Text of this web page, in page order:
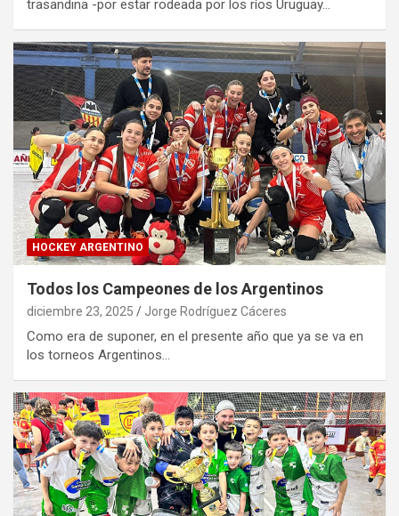
trasandina -por estar rodeada por los ríos Uruguay…
HOCKEY ARGENTINO
Todos los Campeones de los Argentinos
diciembre 23, 2025 Jorge Rodríguez Cáceres
Como era de suponer, en el presente año que ya se va en
los torneos Argentinos…